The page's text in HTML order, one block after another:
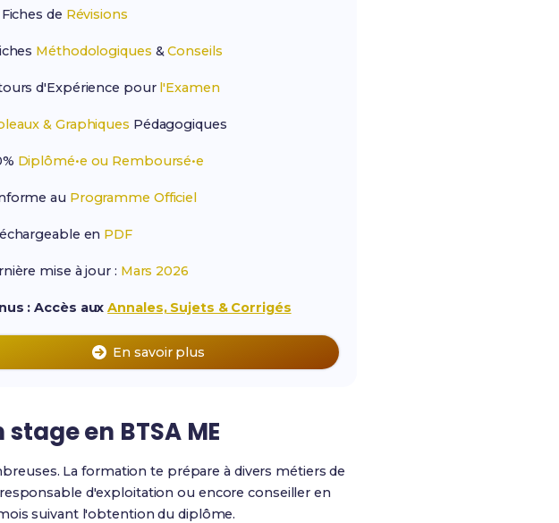
Fiches de Révisions
Méthodologiques &Conseils
d'Expérience pour l'Examen
& Graphiques Pédagogiques
Diplômé•e ou Remboursé•e
au Programme Officiel
en PDF
mise à jour : Mars 2026
: Accès auxAnnales, Sujets & Corrigés
En savoir plus
en BTSA ME
La formation te prépare à divers métiers de
d'exploitation ou encore conseiller en
suivant l'obtention du diplôme.